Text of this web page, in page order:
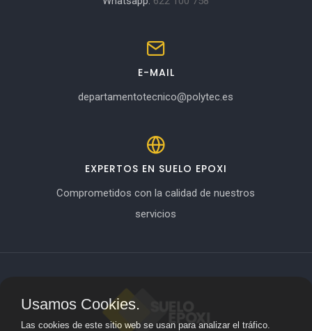
E-MAIL
departamentotecnico@polytec.es
EXPERTOS EN SUELO EPOXI
Comprometidos con la calidad de nuestros
servicios
Usamos Cookies.
Las cookies de este sitio web se usan para analizar el tráfico.